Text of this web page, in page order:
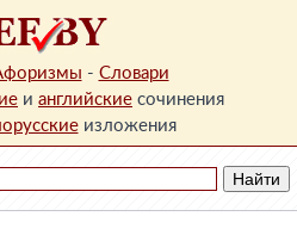
- Словари
и английские сочинения
изложения